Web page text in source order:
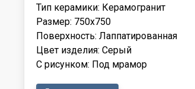
Тип керамики: Керамогранит
Размер: 750x750
Поверхность: Лаппатированная
Цвет изделия: Серый
С рисунком: Под мрамор